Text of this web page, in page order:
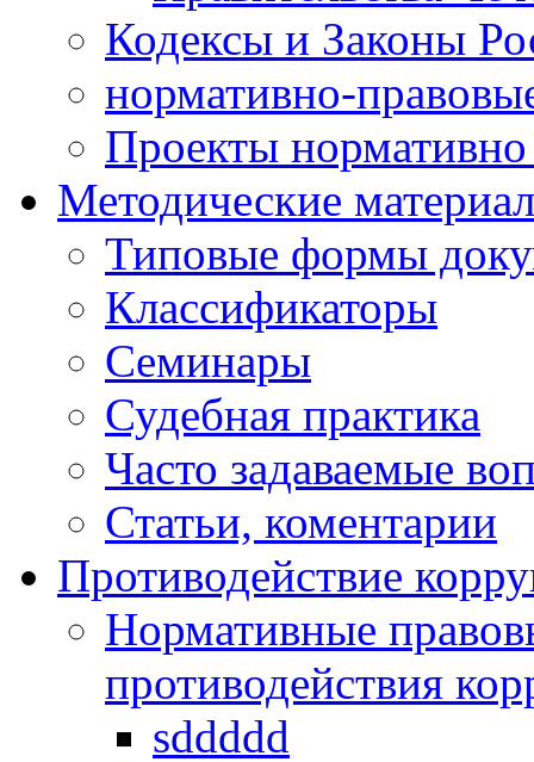
Кодексы и Законы
нормативно-
Проекты
Методические
Типовые формы
Классификаторы
Семинары
Судебная практика
Часто задаваемые
Статьи, коментарии
Противодействие
Нормативные
противодействия
sddddd